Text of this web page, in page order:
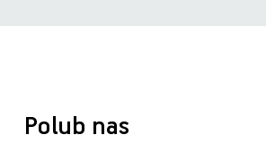
Polub nas